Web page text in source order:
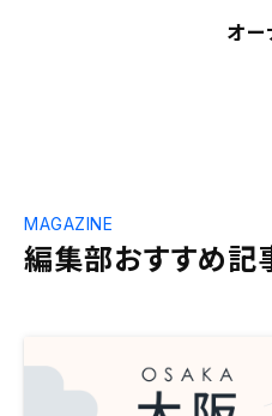
オ
編集部おすすめ記
MAGAZINE